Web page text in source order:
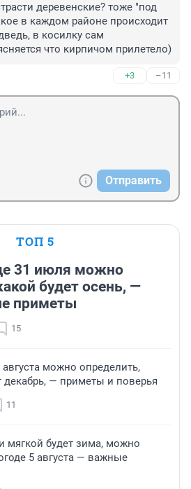
деревенские? тоже "под
в каждом районе происходит
в косилку сам
что кирпичом прилетело)
+3 –11
Отправить
ТОП 5
31 июля можно
будет осень, —
приметы
15
можно определить,
декабрь, — приметы и поверья
11
мягкой будет зима, можно
5 августа — важные